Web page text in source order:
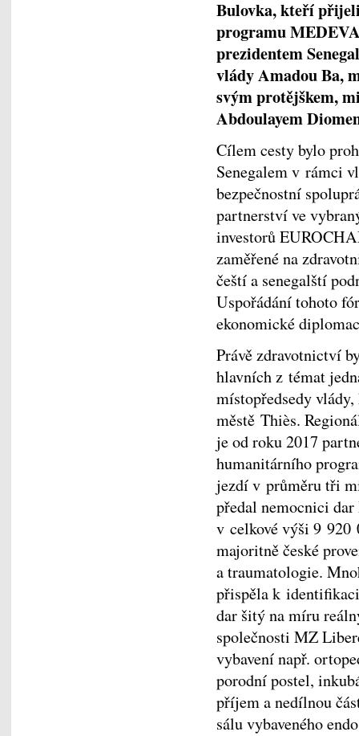
Bulovka, kteří
programu
prezidentem
vlády Amadou Ba,
svým protějškem,
Abdoulayem
Cílem cesty bylo
Senegalem v rámci
bezpečnostní
partnerství ve
investorů
zaměřené na
čeští a senegalští
Uspořádání tohoto
ekonomické
Právě zdravotnictví
hlavních z témat
místopředsedy
městě Thiès.
je od roku 2017
humanitárního
jezdí v průměru tři
předal nemocnici
v celkové výši 9 920
majoritně české
a traumatologie.
přispěla k
dar šitý na míru
společnosti MZ
vybavení např.
porodní postel,
příjem a nedílnou
sálu vybaveného